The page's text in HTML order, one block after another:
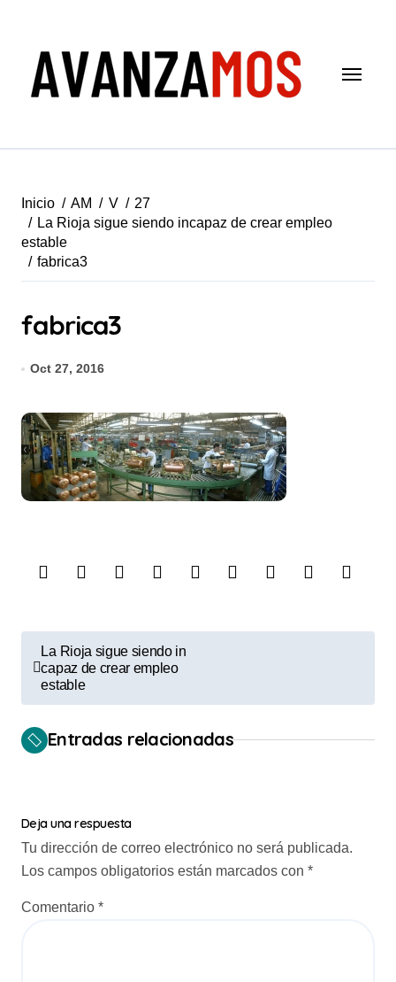
Inicio AM V
27
La Rioja sigue siendo incapaz de crear empleo
estable
fabrica3
fabrica3
Oct 27, 2016
a
v
e
g
c
i
ó
n
La Rioja sigue siendo in
capaz de crear empleo
estable
Entradas relacionadas
Deja una respuesta
Tu dirección de correo electrónico no será publicada.
Los campos obligatorios están marcados con *
Comentario *